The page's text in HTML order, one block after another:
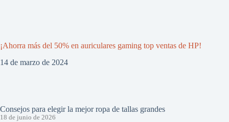
¡Ahorra más del 50% en auriculares gaming top ventas de HP!
14 de marzo de 2024
Consejos para elegir la mejor ropa de tallas grandes
18 de junio de 2026